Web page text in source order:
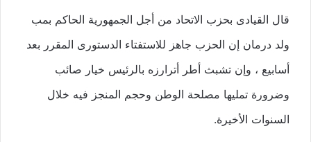
قال القيادى بحزب الاتحاد من أجل الجمهورية الحاكم بمب
ولد درمان إن الحزب جاهز للاستفتاء الدستورى المقرر بعد
أسابيع ، وإن تشبث أطر أترارزه بالرئيس خيار صائب
وضرورة تمليها مصلحة الوطن وحجم المنجز فيه خلال
السنوات الأخيرة.